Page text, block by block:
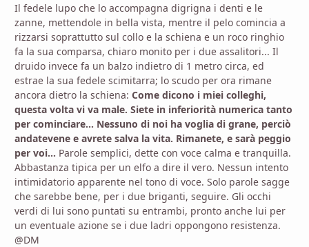
Il fedele lupo che lo accompagna digrigna i denti e le
zanne, mettendole in bella vista, mentre il pelo comincia a
rizzarsi soprattutto sul collo e la schiena e un roco ringhio
fa la sua comparsa, chiaro monito per i due assalitori... Il
druido invece fa un balzo indietro di 1 metro circa, ed
estrae la sua fedele scimitarra; lo scudo per ora rimane
ancora dietro la schiena: Come dicono i miei colleghi,
questa volta vi va male. Siete in inferiorità numerica tanto
per cominciare... Nessuno di noi ha voglia di grane, perciò
andatevene e avrete salva la vita. Rimanete, e sarà peggio
per voi... Parole semplici, dette con voce calma e tranquilla.
Abbastanza tipica per un elfo a dire il vero. Nessun intento
intimidatorio apparente nel tono di voce. Solo parole sagge
che sarebbe bene, per i due briganti, seguire. Gli occhi
verdi di lui sono puntati su entrambi, pronto anche lui per
un eventuale azione se i due ladri oppongono resistenza.
@DM